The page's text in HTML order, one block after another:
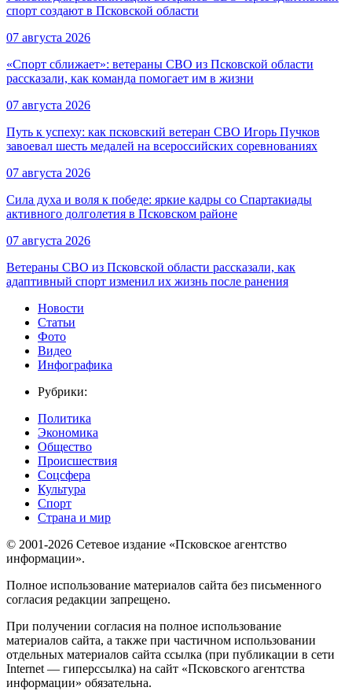
спорт создают в Псковской области
07 августа 2026
«Спорт сближает»: ветераны СВО из Псковской области
рассказали, как команда помогает им в жизни
07 августа 2026
Путь к успеху: как псковский ветеран СВО Игорь Пучков
завоевал шесть медалей на всероссийских соревнованиях
07 августа 2026
Сила духа и воля к победе: яркие кадры со Спартакиады
активного долголетия в Псковском районе
07 августа 2026
Ветераны СВО из Псковской области рассказали, как
адаптивный спорт изменил их жизнь после ранения
Новости
Статьи
Фото
Видео
Инфографика
Рубрики:
Политика
Экономика
Общество
Происшествия
Соцсфера
Культура
Спорт
Страна и мир
© 2001-2026 Сетевое издание «Псковское агентство
информации».
Полное использование материалов сайта без письменного
согласия редакции запрещено.
При получении согласия на полное использование
материалов сайта, а также при частичном использовании
отдельных материалов сайта ссылка (при публикации в сети
Internet — гиперссылка) на сайт «Псковского агентства
информации» обязательна.